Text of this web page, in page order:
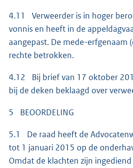
4.11 Verweerder is in hoger
vonnis en heeft in de
aangepast. De mede-erfgenaam
rechte betrokken.
4.12 Bij brief van 17 oktober
bij de deken beklaagd over
5 BEOORDELING
5.1 De raad heeft de
tot 1 januari 2015 op de
Omdat de klachten zijn